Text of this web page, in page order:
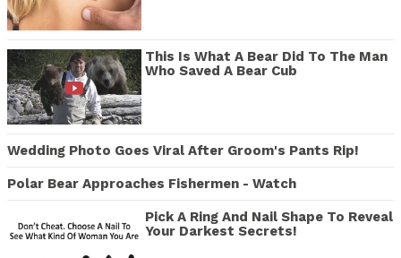
This Is What A Bear Did To The Man
Who Saved A Bear Cub
Wedding Photo Goes Viral After Groom's Pants Rip!
Polar Bear Approaches Fishermen - Watch
Pick A Ring And Nail Shape To Reveal
Your Darkest Secrets!